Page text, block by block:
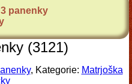
panenky
(3121)
, Kategorie: Matrjoška